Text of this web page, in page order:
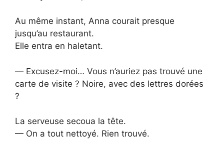
Au même instant, Anna courait presque
jusqu’au restaurant.
Elle entra en haletant.
— Excusez-moi… Vous n’auriez pas trouvé une
carte de visite ? Noire, avec des lettres dorées
?
La serveuse secoua la tête.
— On a tout nettoyé. Rien trouvé.